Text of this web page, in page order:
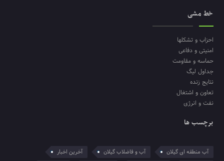
خط مشی
احزاب و تشکلها
امنیتی و دفاعی
حماسه و مقاومت
جداول لیگ
نتایج زنده
تعاون و اشتغال
نفت و انرژی
برچسب ها
آب منطقه ای گیلان آب و فاضلاب گیلان
آخرین اخبار